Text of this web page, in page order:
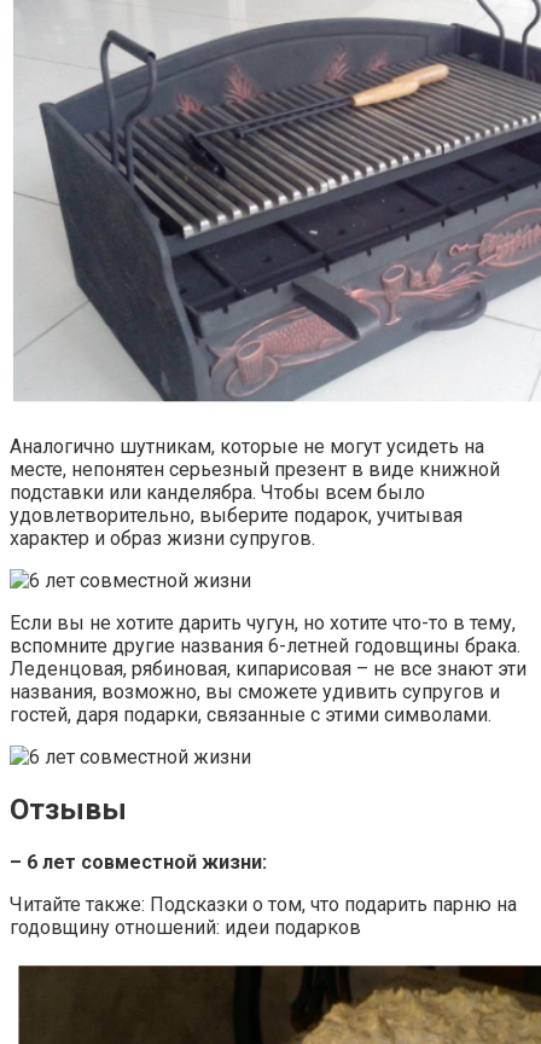
Аналогично шутникам, которые не могут усидеть на
месте, непонятен серьезный презент в виде книжной
подставки или канделябра. Чтобы всем было
удовлетворительно, выберите подарок, учитывая
характер и образ жизни супругов.
Если вы не хотите дарить чугун, но хотите что-то в тему,
вспомните другие названия 6-летней годовщины брака.
Леденцовая, рябиновая, кипарисовая – не все знают эти
названия, возможно, вы сможете удивить супругов и
гостей, даря подарки, связанные с этими символами.
Отзывы
– 6 лет совместной жизни:
Читайте также: Подсказки о том, что подарить парню на
годовщину отношений: идеи подарков